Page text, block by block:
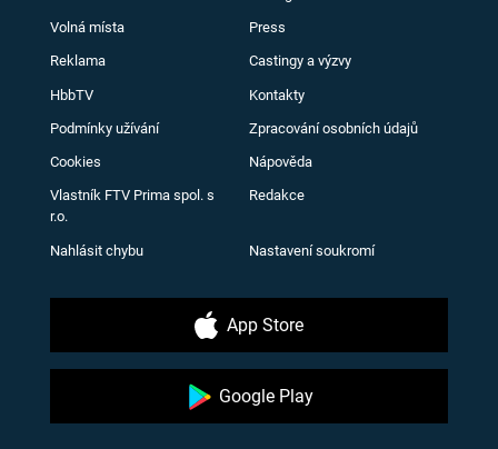
Volná místa Press
Reklama Castingy a výzvy
HbbTV Kontakty
Podmínky užívání Zpracování osobních údajů
Cookies Nápověda
Vlastník FTV Prima spol. s
r.o.
Redakce
Nahlásit chybu Nastavení soukromí
App Store
Google Play